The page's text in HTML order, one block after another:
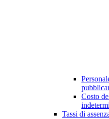
Costo
Tassi di